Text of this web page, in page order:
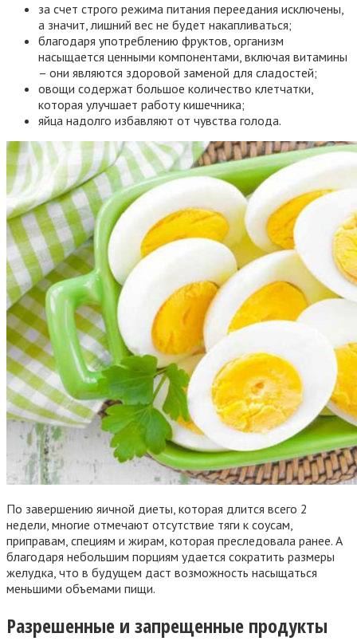
за счет строго режима питания переедания исключены,
а значит, лишний вес не будет накапливаться;
благодаря употреблению фруктов, организм
насыщается ценными компонентами, включая витамины
– они являются здоровой заменой для сладостей;
овощи содержат большое количество клетчатки,
которая улучшает работу кишечника;
яйца надолго избавляют от чувства голода.
По завершению яичной диеты, которая длится всего 2
недели, многие отмечают отсутствие тяги к соусам,
приправам, специям и жирам, которая преследовала ранее. А
благодаря небольшим порциям удается сократить размеры
желудка, что в будущем даст возможность насыщаться
меньшими объемами пищи.
Разрешенные и запрещенные продукты